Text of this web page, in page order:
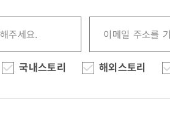
국내스토리 해외스토리